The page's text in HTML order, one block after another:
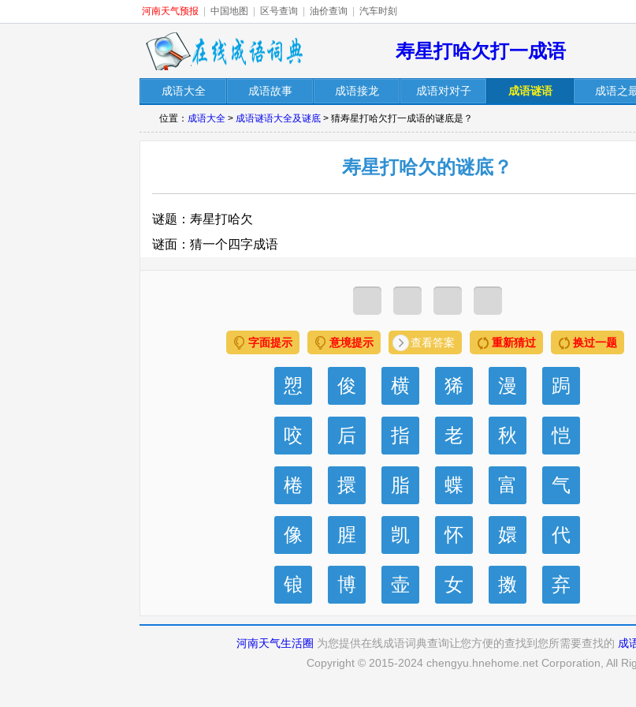
河南天气预报 中国地图 区号查询 油价查询 汽车时刻
寿星打哈欠打一成语
成语大全 成语故事 成语接龙 成语对对子 成语谜语 成语之
位置： 成语大全 > 成语谜语大全及谜底 > 猜寿星打哈欠打一成语的谜底是？
寿星打哈欠的谜底？
谜题：寿星打哈欠
谜面：猜一个四字成语
字面提示 意境提示 查看答案 重新猜过 换过一题
愬 俊 横 狶 漫 跼
咬 后 指 老 秋 恺
棬 擐 脂 蝶 富 气
像 腥 凯 怀 嬛 代
锒 博 壶 女 擞 弃
河南天气生活圈 为您提供在线成语词典查询让您方便的查找到您所需要查找的 成
Copyright © 2015-2024 chengyu.hnehome.net Corporation, All